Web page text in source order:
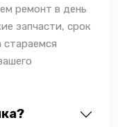
ремонт в день
запчасти, срок